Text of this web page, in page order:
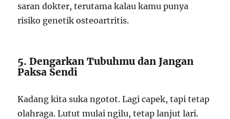
saran dokter, terutama kalau kamu punya
risiko genetik osteoartritis.
5. Dengarkan Tubuhmu dan Jangan
Paksa Sendi
Kadang kita suka ngotot. Lagi capek, tapi tetap
olahraga. Lutut mulai ngilu, tetap lanjut lari.